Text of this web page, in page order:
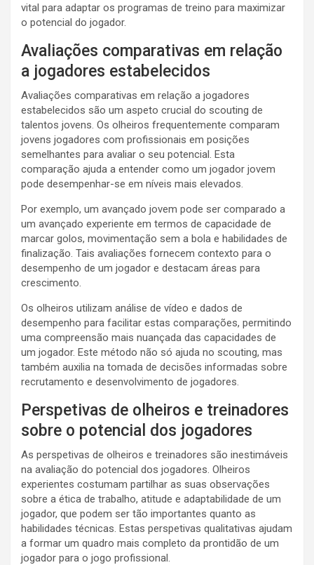
vital para adaptar os programas de treino para maximizar
o potencial do jogador.
Avaliações comparativas em relação
a jogadores estabelecidos
Avaliações comparativas em relação a jogadores
estabelecidos são um aspeto crucial do scouting de
talentos jovens. Os olheiros frequentemente comparam
jovens jogadores com profissionais em posições
semelhantes para avaliar o seu potencial. Esta
comparação ajuda a entender como um jogador jovem
pode desempenhar-se em níveis mais elevados.
Por exemplo, um avançado jovem pode ser comparado a
um avançado experiente em termos de capacidade de
marcar golos, movimentação sem a bola e habilidades de
finalização. Tais avaliações fornecem contexto para o
desempenho de um jogador e destacam áreas para
crescimento.
Os olheiros utilizam análise de vídeo e dados de
desempenho para facilitar estas comparações, permitindo
uma compreensão mais nuançada das capacidades de
um jogador. Este método não só ajuda no scouting, mas
também auxilia na tomada de decisões informadas sobre
recrutamento e desenvolvimento de jogadores.
Perspetivas de olheiros e treinadores
sobre o potencial dos jogadores
As perspetivas de olheiros e treinadores são inestimáveis
na avaliação do potencial dos jogadores. Olheiros
experientes costumam partilhar as suas observações
sobre a ética de trabalho, atitude e adaptabilidade de um
jogador, que podem ser tão importantes quanto as
habilidades técnicas. Estas perspetivas qualitativas ajudam
a formar um quadro mais completo da prontidão de um
jogador para o jogo profissional.